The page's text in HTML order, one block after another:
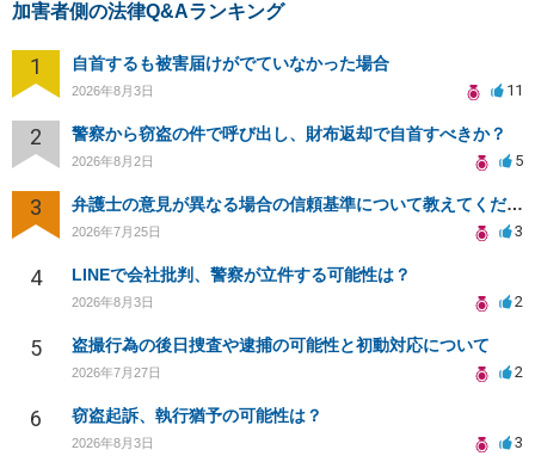
加害者側の法律Q&Aランキング
1 自首するも被害届けがでていなかった場合
2026年8月3日 11
2 警察から窃盗の件で呼び出し、財布返却で自首すべきか？
2026年8月2日 5
3 弁護士の意見が異なる場合の信頼基準について教えてください
2026年7月25日 3
4 LINEで会社批判、警察が立件する可能性は？
2026年8月3日 2
5 盗撮行為の後日捜査や逮捕の可能性と初動対応について
2026年7月27日 2
6 窃盗起訴、執行猶予の可能性は？
2026年8月3日 3